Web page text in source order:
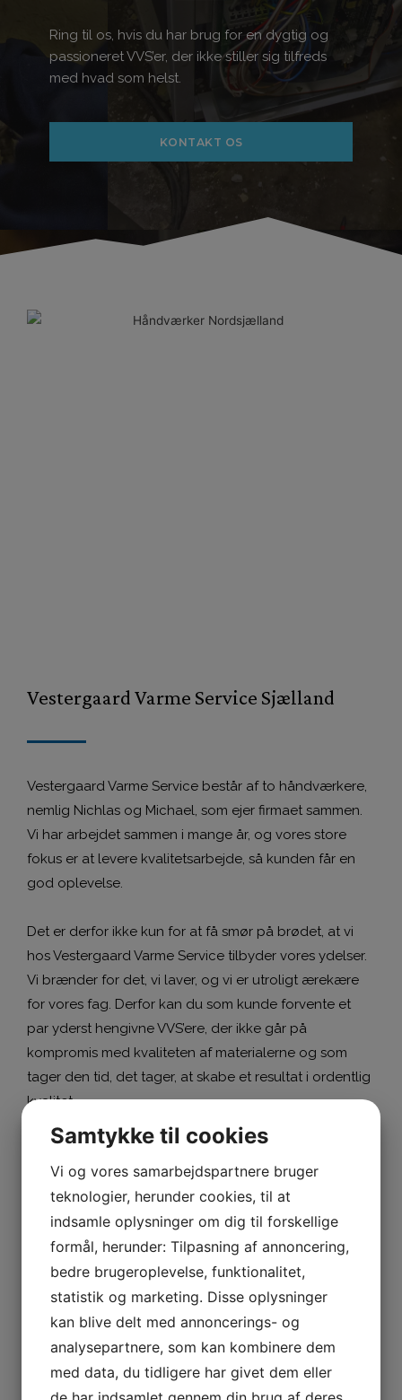
Ring til os, hvis du har brug for en dygtig og
passioneret VVS’er, der ikke stiller sig tilfreds
med hvad som helst.
KONTAKT OS
Vestergaard Varme Service Sjælland
Vestergaard Varme Service består af to håndværkere,
nemlig Nichlas og Michael, som ejer firmaet sammen.
Vi har arbejdet sammen i mange år, og vores store
fokus er at levere kvalitetsarbejde, så kunden får en
god oplevelse.
Det er derfor ikke kun for at få smør på brødet, at vi
hos Vestergaard Varme Service tilbyder vores ydelser.
Vi brænder for det, vi laver, og vi er utroligt ærekære
for vores fag. Derfor kan du som kunde forvente et
par yderst hengivne VVS’ere, der ikke går på
kompromis med kvaliteten af materialerne og som
tager den tid, det tager, at skabe et resultat i ordentlig
kvalitet.
KONTAKT OS
Altid god kvalitet
Hos Vestergaard Varme Service sørger vi altid for, at
Samtykke til cookies
Vi og vores samarbejdspartnere bruger
teknologier, herunder cookies, til at
indsamle oplysninger om dig til forskellige
formål, herunder: Tilpasning af annoncering,
bedre brugeroplevelse, funktionalitet,
statistik og marketing. Disse oplysninger
kan blive delt med annoncerings- og
analysepartnere, som kan kombinere dem
med data, du tidligere har givet dem eller